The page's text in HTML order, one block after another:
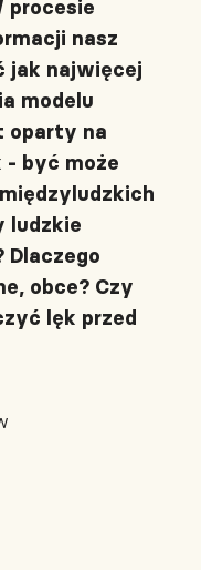
procesie
nasz
jak najwięcej
modelu
oparty na
- być może
ludzkie
Dlaczego
obce? Czy
lęk przed